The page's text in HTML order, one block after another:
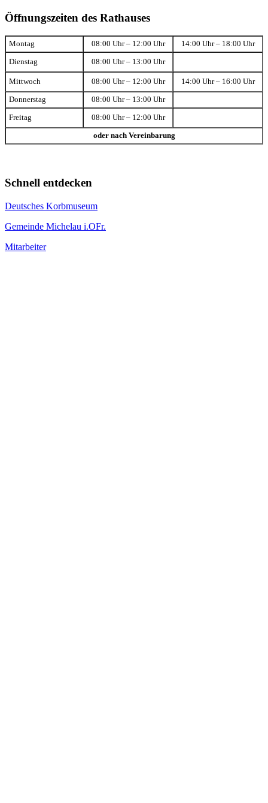
Öffnungszeiten des Rathauses
Montag 08:00 Uhr – 12:00 Uhr 14:00 Uhr – 18:00 Uhr
Dienstag 08:00 Uhr – 13:00 Uhr
Mittwoch 08:00 Uhr – 12:00 Uhr 14:00 Uhr – 16:00 Uhr
Donnerstag 08:00 Uhr – 13:00 Uhr
Freitag 08:00 Uhr – 12:00 Uhr
oder nach Vereinbarung
Schnell entdecken
Deutsches Korbmuseum
Gemeinde Michelau i.OFr.
Mitarbeiter